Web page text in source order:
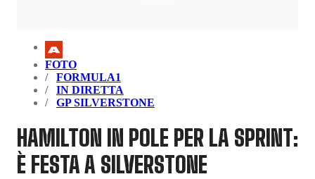
FOTO
FORMULA1
IN DIRETTA
GP SILVERSTONE
HAMILTON IN POLE PER LA SPRINT:
È FESTA A SILVERSTONE